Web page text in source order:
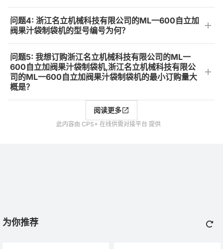
问题4: 浙江名立机械科技有限公司的ML一600自立加
阀果汁袋制袋机的型号编号为何？
问题5: 我想订购浙江名立机械科技有限公司的ML一
600自立加阀果汁袋制袋机,浙江名立机械科技有限公
司的ML一600自立加阀果汁袋制袋机的最小订购量大
概是？
阅读更多
此内容由 CPS+ 在线供需对接平台 提供
为你推荐